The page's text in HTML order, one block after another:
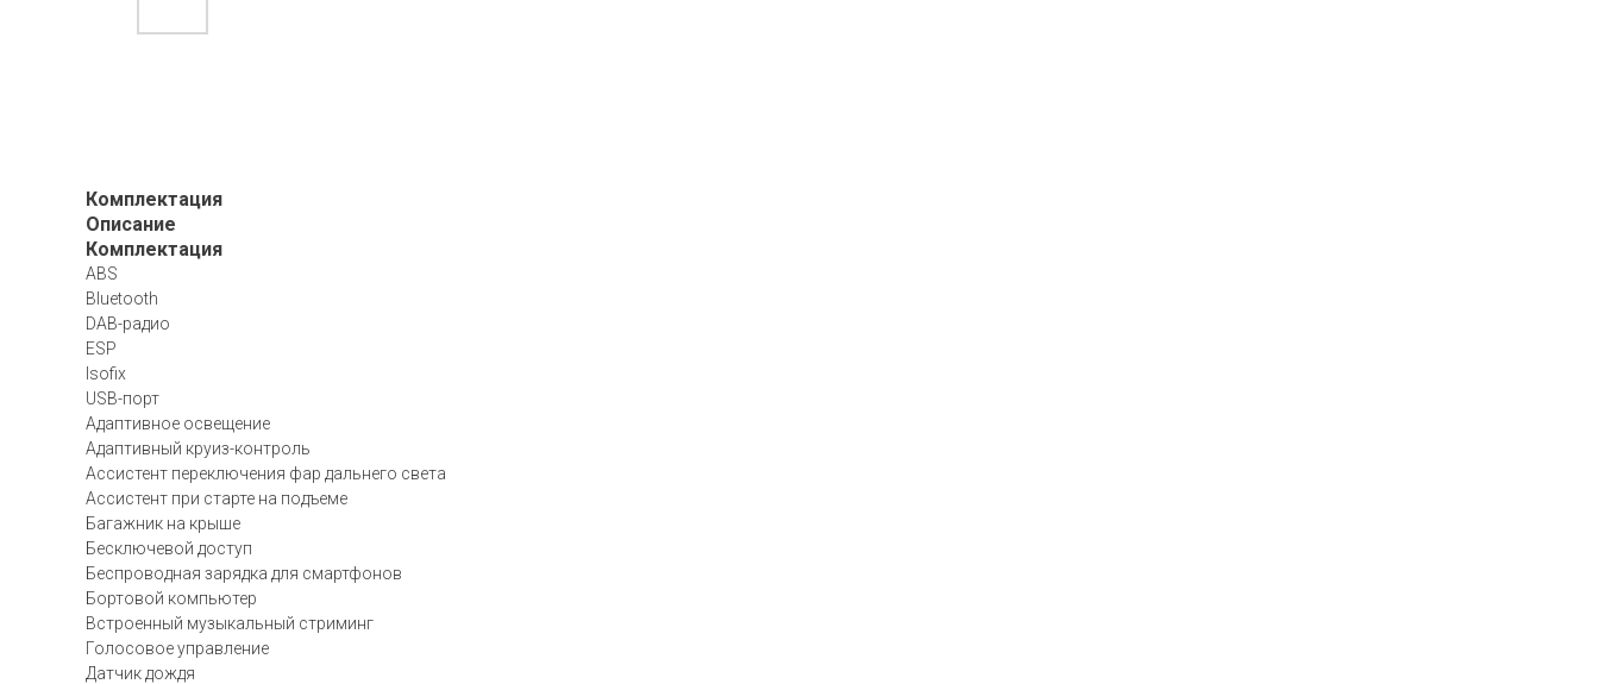
Комплектация
Описание
Комплектация
ABS
Bluetooth
DAB-радио
ESP
Isofix
USB-порт
Адаптивное освещение
Адаптивный круиз-контроль
Ассистент переключения фар дальнего света
Ассистент при старте на подъеме
Багажник на крыше
Бесключевой доступ
Беспроводная зарядка для смартфонов
Бортовой компьютер
Встроенный музыкальный стриминг
Голосовое управление
Датчик дождя